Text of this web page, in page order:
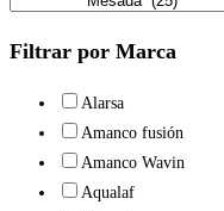
Filtrar por Marca
Alarsa
Amanco fusión
Amanco Wavin
Aqualaf